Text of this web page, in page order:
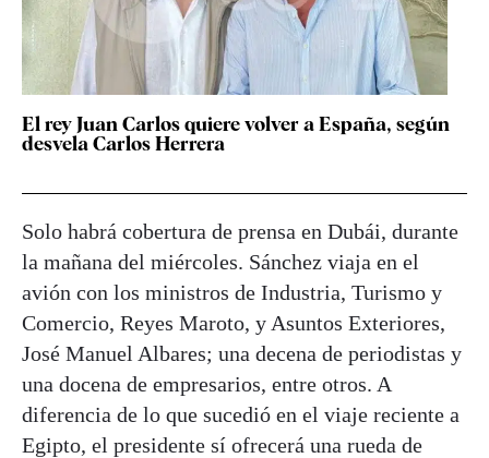
El rey Juan Carlos quiere volver a España, según
desvela Carlos Herrera
Solo habrá cobertura de prensa en Dubái, durante
la mañana del miércoles. Sánchez viaja en el
avión con los ministros de Industria, Turismo y
Comercio, Reyes Maroto, y Asuntos Exteriores,
José Manuel Albares; una decena de periodistas y
una docena de empresarios, entre otros. A
diferencia de lo que sucedió en el viaje reciente a
Egipto, el presidente sí ofrecerá una rueda de